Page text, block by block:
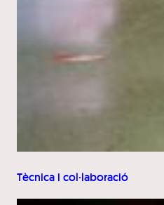
Tècnica i col·laboració